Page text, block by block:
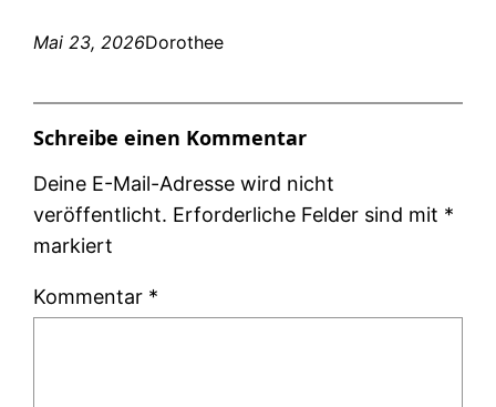
Mai 23, 2026Dorothee
Schreibe einen Kommentar
Deine E-Mail-Adresse wird nicht
veröffentlicht. Erforderliche Felder sind mit *
markiert
Kommentar *